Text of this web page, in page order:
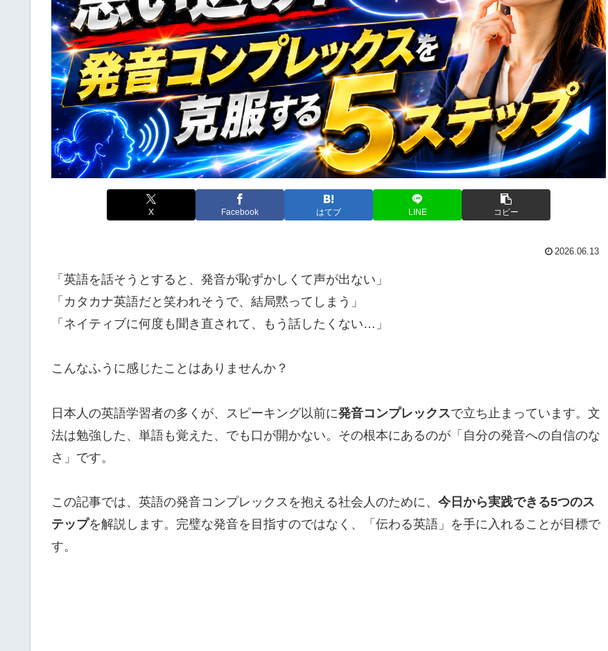
X Facebook はてブ LINE コピー
2026.06.13
「英語を話そうとすると、発音が恥ずかしくて声が出ない」
「カタカナ英語だと笑われそうで、結局黙ってしまう」
「ネイティブに何度も聞き直されて、もう話したくない…」
こんなふうに感じたことはありませんか？
日本人の英語学習者の多くが、スピーキング以前に発音コンプレックスで立ち止まっています。文
法は勉強した、単語も覚えた、でも口が開かない。その根本にあるのが「自分の発音への自信のな
さ」です。
この記事では、英語の発音コンプレックスを抱える社会人のために、 今日から実践できる5つのス
テップを解説します。完璧な発音を目指すのではなく、「伝わる英語」を手に入れることが目標で
す。